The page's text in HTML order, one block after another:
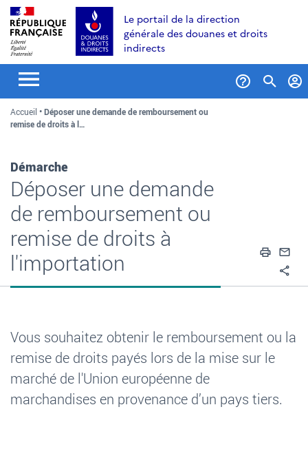
Aller
au
contenu
Aller
recherche
Aller
au
menu
Le portail de la direction
générale des douanes et droits
indirects
Accueil
Déposer une demande de remboursement ou
remise de droits à l…
Démarche
Déposer une demande
de remboursement ou
remise de droits à
l'importation
Vous souhaitez obtenir le remboursement ou la
remise de droits payés lors de la mise sur le
marché de l'Union européenne de
marchandises en provenance d’un pays tiers.